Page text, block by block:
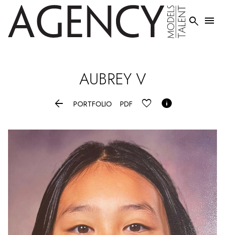
 
AUBREY V
 PORTFOLIO PDF 